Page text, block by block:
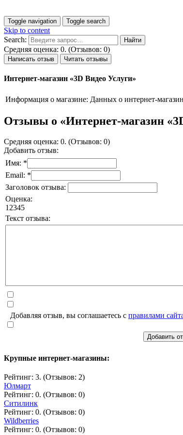
Toggle navigation Toggle search
Skip to content
Search:
Средняя оценка: 0. (Отзывов: 0)
Написать отзыв Читать отзывы
Интернет-магазин «3D Видео Услуги»
Информация о магазине: Данных о интернет-
Отзывы о «Интернет-магазин
Средняя оценка: 0. (Отзывов: 0)
Добавить отзыв:
Имя: *
Email: *
Заголовок отзыва:
Оценка:
1 2345
Текст отзыва:
Добавляя отзыв, вы соглашаетесь с правилами
Добавить
Крупные интернет-магазины:
Рейтинг: 3. (Отзывов: 2)
Юлмарт
Рейтинг: 0. (Отзывов: 0)
Ситилинк
Рейтинг: 0. (Отзывов: 0)
Wildberries
Рейтинг: 0. (Отзывов: 0)